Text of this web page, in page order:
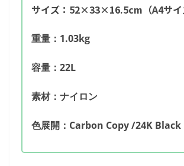
サイズ：52×33×16.5cm（A4サイ
重量：1.03kg
容量：22L
素材：ナイロン
色展開：Carbon Copy /24K Black